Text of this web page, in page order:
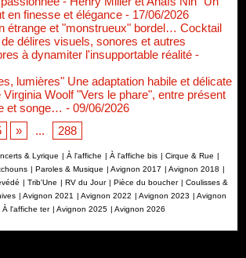
en finesse et élégance - 17/06/2026
étrange et "monstrueux" bordel… Cocktail
délires visuels, sonores et autres
à dynamiter l'insupportable réalité -
lumières" Une adaptation habile et délicate
Woolf "Vers le phare", entre présent
et songe… - 09/06/2026
» ... 288
& Lyrique | À l'affiche | À l'affiche bis | Cirque & Rue |
| Paroles & Musique | Avignon 2017 | Avignon 2018 |
| Trib'Une | RV du Jour | Pièce du boucher | Coulisses &
| Avignon 2021 | Avignon 2022 | Avignon 2023 | Avignon
À l'affiche ter | Avignon 2025 | Avignon 2026